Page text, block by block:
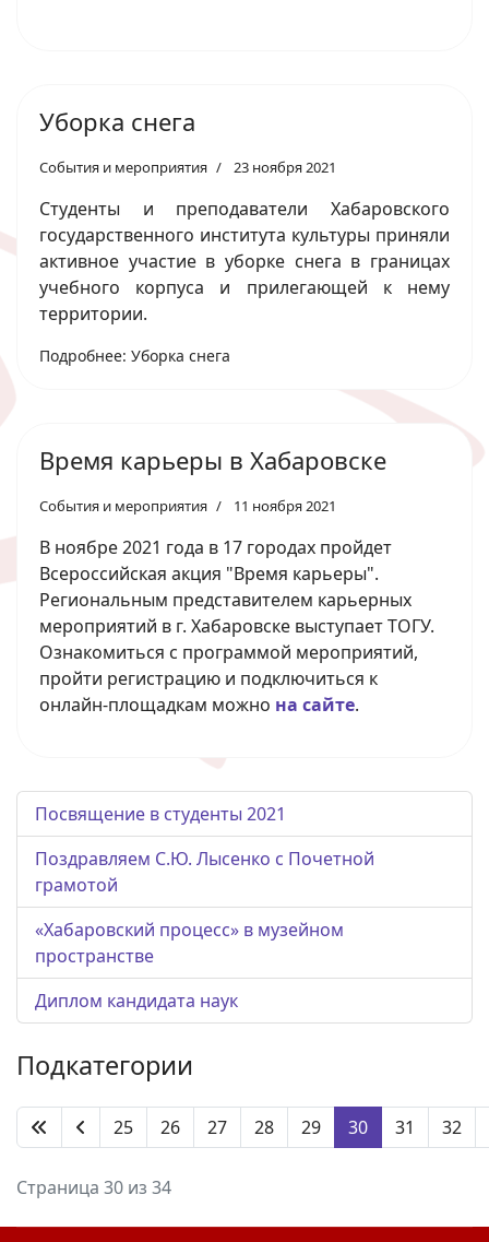
Уборка снега
События и мероприятия 23 ноября 2021
Студенты и преподаватели Хабаровского
государственного института культуры приняли
активное участие в уборке снега в границах
учебного корпуса и прилегающей к нему
территории.
Подробнее: Уборка снега
Время карьеры в Хабаровске
События и мероприятия 11 ноября 2021
В ноябре 2021 года в 17 городах пройдет
Всероссийская акция "Время карьеры".
Региональным представителем карьерных
мероприятий в г. Хабаровске выступает ТОГУ.
Ознакомиться с программой мероприятий,
пройти регистрацию и подключиться к
онлайн-площадкам можно на сайте.
Посвящение в студенты 2021
Поздравляем С.Ю. Лысенко с Почетной
грамотой
«Хабаровский процесс» в музейном
пространстве
Диплом кандидата наук
Подкатегории
25 26 27 28 29 30 31 32
Страница 30 из 34